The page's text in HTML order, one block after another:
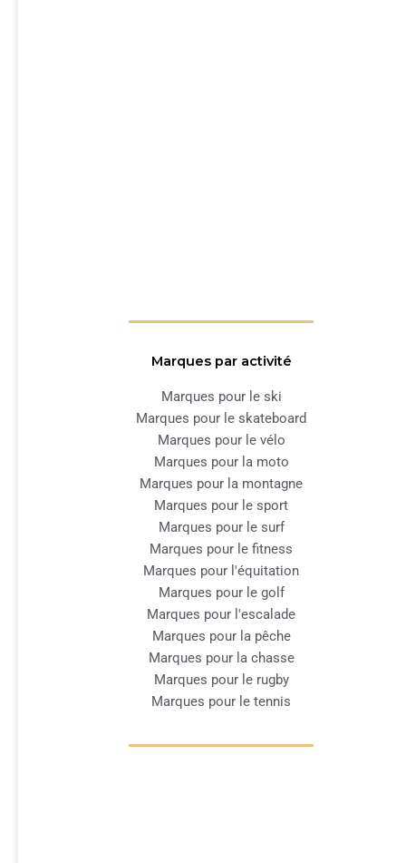
Marques par activité
Marques pour le ski
Marques pour le skateboard
Marques pour le vélo
Marques pour la moto
Marques pour la montagne
Marques pour le sport
Marques pour le surf
Marques pour le fitness
Marques pour l'équitation
Marques pour le golf
Marques pour l'escalade
Marques pour la pêche
Marques pour la chasse
Marques pour le rugby
Marques pour le tennis